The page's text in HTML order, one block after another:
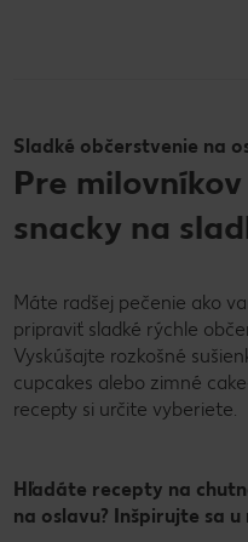
Sladké občerstvenie na
Pre
snacky na
Máte radšej pečenie ako
pripraviť sladké rýchle
Vyskúšajte rozkošné
cupcakes alebo zimné
recepty si určite vyberiete.
Hľadáte recepty na
na oslavu? Inšpirujte sa u